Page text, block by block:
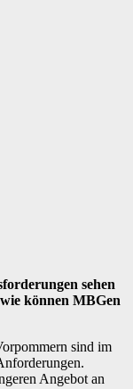
sehen
können MBGen
sind im
Angebot an